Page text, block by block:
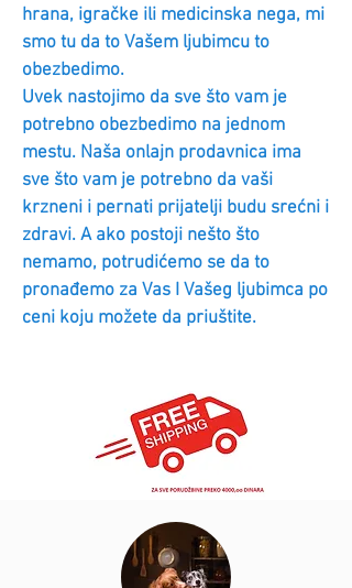
hrana, igračke ili medicinska nega, mi
smo tu da to Vašem ljubimcu to
obezbedimo.
Uvek nastojimo da sve što vam je
potrebno obezbedimo na jednom
mestu. Naša onlajn prodavnica ima
sve što vam je potrebno da vaši
krzneni i pernati prijatelji budu srećni i
zdravi. A ako postoji nešto što
nemamo, potrudićemo se da to
pronađemo za Vas I Vašeg ljubimca po
ceni koju možete da priuštite.